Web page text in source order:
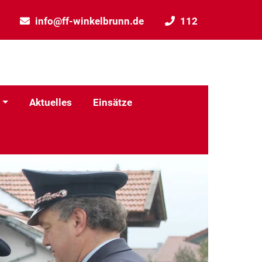
info@ff-winkelbrunn.de 112
Aktuelles Einsätze